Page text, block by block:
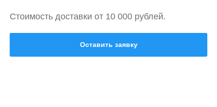
Стоимость доставки от 10 000 рублей.
Оставить заявку